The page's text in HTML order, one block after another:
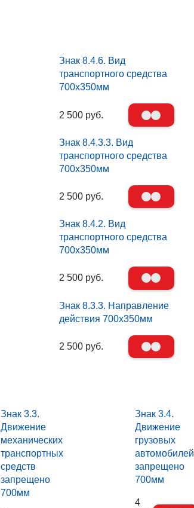
Знак 8.4.6. Вид
транспортного средства
700х350мм
2 500 руб.
Знак 8.4.3.3. Вид
транспортного средства
700х350мм
2 500 руб.
Знак 8.4.2. Вид
транспортного средства
700х350мм
2 500 руб.
Знак 8.3.3. Направление
действия 700х350мм
2 500 руб.
Знак 3.3.
Движение
механических
транспортных
средств
запрещено
700мм
Знак 3.4.
Движение
грузовых
автомобилей
запрещено
700мм
4